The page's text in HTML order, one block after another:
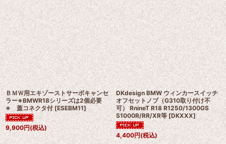
並び順:
絞り込む
ＢＭＷ用エキゾーストサーボキャンセ
ラー※BMWR18シリーズは2個必要
※ 蓋コネクタ付 [ESEBM11]
9,900円(税込)
DKdesign BMW ウィンカースイッチ
オフセットノブ（G310取り付け不
可） RnineT R18 R1250/1300GS
S1000R/RR/XR等 [DKXXX]
4,400円(税込)